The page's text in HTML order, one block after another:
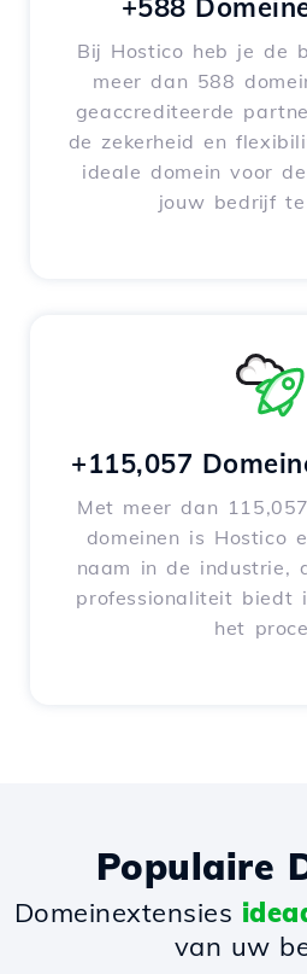
+588
Bij Hostico heb je de
meer dan 588
geaccrediteerde
de zekerheid en
ideale domein voor
jouw bedrijf te
+115,057
Met meer dan
domeinen is Hostico
naam in de industrie,
professionaliteit biedt
het
Populaire
Domeinextensies
van uw